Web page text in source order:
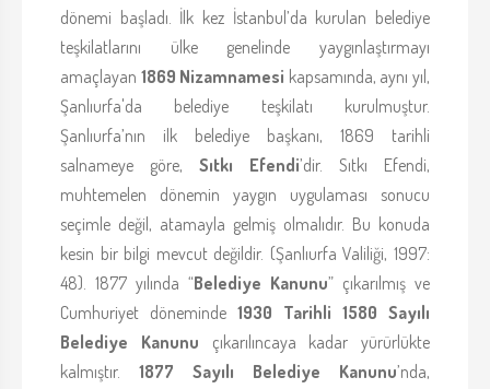
dönemi başladı. İlk kez İstanbul’da kurulan belediye
teşkilatlarını ülke genelinde yaygınlaştırmayı
amaçlayan 1869 Nizamnamesi kapsamında, aynı yıl,
Şanlıurfa'da belediye teşkilatı kurulmuştur.
Şanlıurfa’nın ilk belediye başkanı, 1869 tarihli
salnameye göre, Sıtkı Efendi’dir. Sıtkı Efendi,
muhtemelen dönemin yaygın uygulaması sonucu
seçimle değil, atamayla gelmiş olmalıdır. Bu konuda
kesin bir bilgi mevcut değildir. (Şanlıurfa Valiliği, 1997:
48). 1877 yılında “Belediye Kanunu” çıkarılmış ve
Cumhuriyet döneminde 1930 Tarihli 1580 Sayılı
Belediye Kanunu çıkarılıncaya kadar yürürlükte
kalmıştır. 1877 Sayılı Belediye Kanunu’nda,